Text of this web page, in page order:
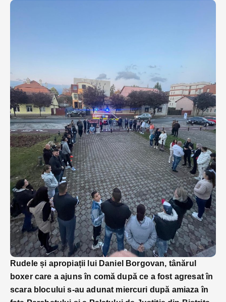
Rudele și apropiații lui Daniel Borgovan, tânărul
boxer care a ajuns în comă după ce a fost agresat în
scara blocului s-au adunat miercuri după amiaza în